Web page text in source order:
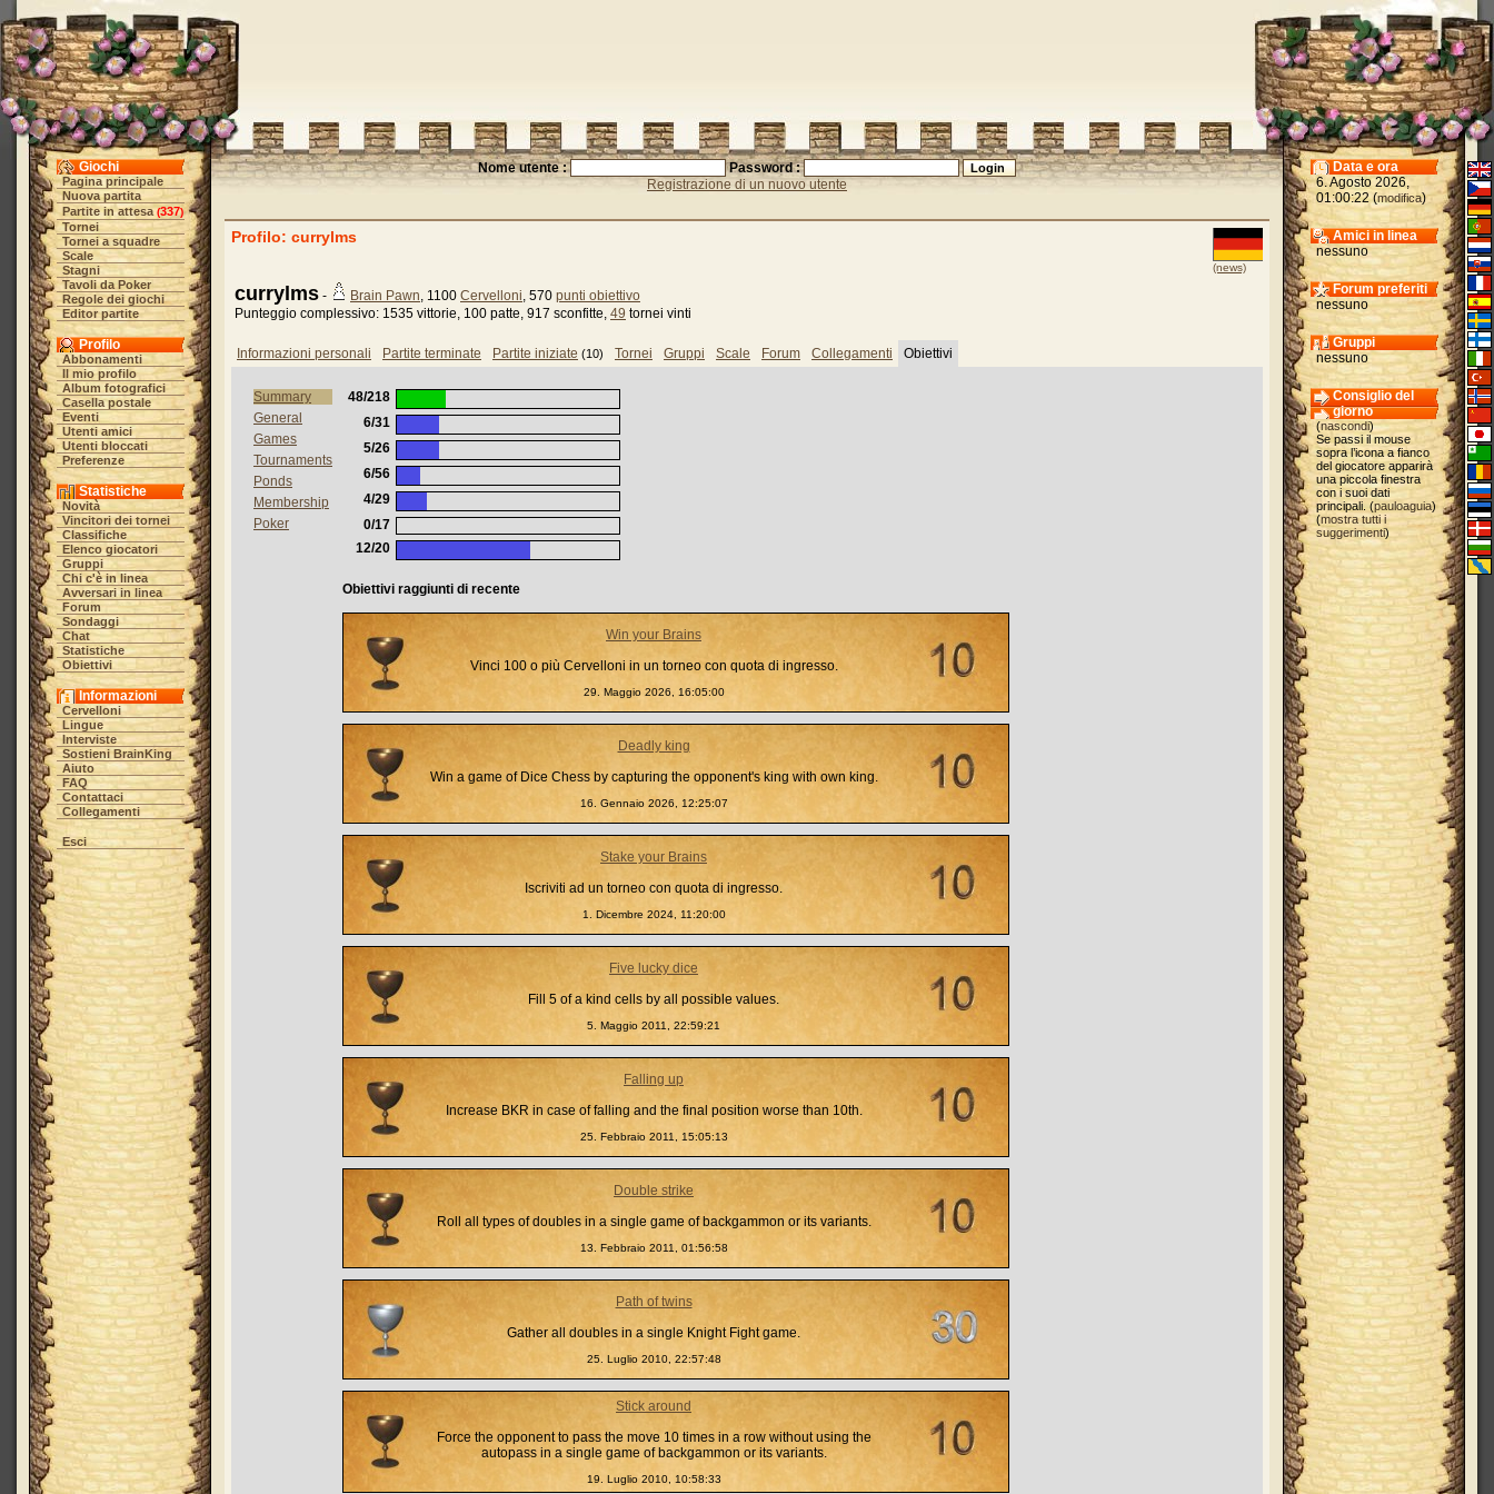
Giochi
Pagina principale
Nuova partita
Partite in attesa (337)
Tornei
Tornei a squadre
Scale
Stagni
Tavoli da Poker
Regole dei giochi
Editor partite
Profilo
Abbonamenti
Il mio profilo
Album fotografici
Casella postale
Eventi
Utenti amici
Utenti bloccati
Preferenze
Statistiche
Novità
Vincitori dei tornei
Classifiche
Elenco giocatori
Gruppi
Chi c'è in linea
Avversari in linea
Forum
Sondaggi
Chat
Statistiche
Obiettivi
Informazioni
Cervelloni
Lingue
Interviste
Sostieni BrainKing
Aiuto
FAQ
Contattaci
Collegamenti
Esci
Nome utente :
Password :
Registrazione di un nuovo utente
(news)
Profilo: currylms
currylms - Brain Pawn, 1100 Cervelloni, 570 punti obiettivo
Punteggio complessivo: 1535 vittorie, 100 patte, 917 sconfitte, 49 tornei vinti
Informazioni personali Partite terminate Partite iniziate (10) Tornei Gruppi Scale Forum Collegamenti Obiettivi
Summary
General
Games
Tournaments
Ponds
Membership
Poker
48/218
6/31
5/26
6/56
4/29
0/17
12/20
Obiettivi raggiunti di recente
Win your Brains
Vinci 100 o più Cervelloni in un torneo con quota di ingresso.
29. Maggio 2026, 16:05:00
Deadly king
Win a game of Dice Chess by capturing the opponent's king with own king.
16. Gennaio 2026, 12:25:07
Stake your Brains
Iscriviti ad un torneo con quota di ingresso.
1. Dicembre 2024, 11:20:00
Five lucky dice
Fill 5 of a kind cells by all possible values.
5. Maggio 2011, 22:59:21
Falling up
Increase BKR in case of falling and the final position worse than 10th.
25. Febbraio 2011, 15:05:13
Double strike
Roll all types of doubles in a single game of backgammon or its variants.
13. Febbraio 2011, 01:56:58
Path of twins
Gather all doubles in a single Knight Fight game.
25. Luglio 2010, 22:57:48
Stick around
Force the opponent to pass the move 10 times in a row without using the
autopass in a single game of backgammon or its variants.
19. Luglio 2010, 10:58:33
Data e ora
6. Agosto 2026,
01:00:22 (modifica)
Amici in linea
nessuno
Forum preferiti
nessuno
Gruppi
nessuno
Consiglio del
giorno
(nascondi)
Se passi il mouse
sopra l’icona a fianco
del giocatore apparirà
una piccola finestra
con i suoi dati
principali. (pauloaguia)
(mostra tutti i
suggerimenti)